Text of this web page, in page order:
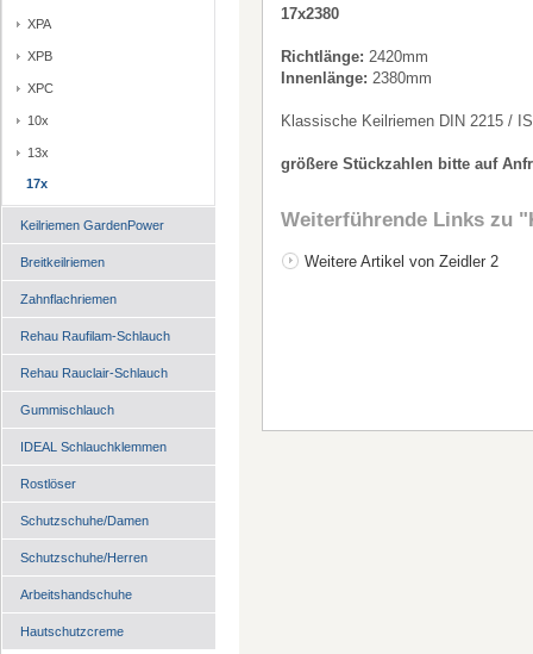
XPA
XPB
XPC
10x
13x
17x
Keilriemen GardenPower
Breitkeilriemen
Zahnflachriemen
Rehau Raufilam-Schlauch
Rehau Rauclair-Schlauch
Gummischlauch
IDEAL Schlauchklemmen
Rostlöser
Schutzschuhe/Damen
Schutzschuhe/Herren
Arbeitshandschuhe
Hautschutzcreme
17x2380
Richtlänge: 2420mm
Innenlänge: 2380mm
Klassische Keilriemen DIN 2215 /
größere Stückzahlen bitte auf
Weiterführende Links zu
Weitere Artikel von Zeidler 2